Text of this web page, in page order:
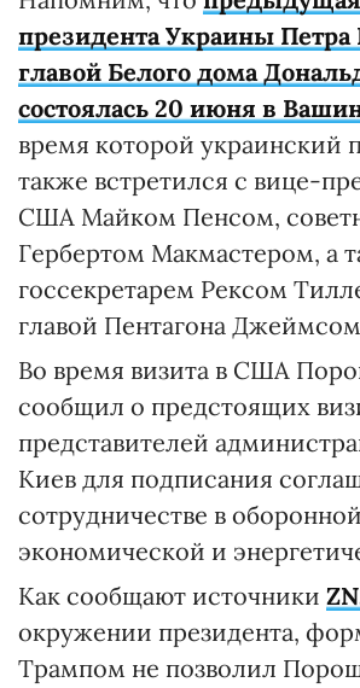
президента Украины
главой Белого дома
состоялась 20 июня в
время которой украинский
также встретился с вице-
США Майком Пенсом,
Гербертом Макмастером, а
госсекретарем Рексом
главой Пентагона
Во время визита в США
сообщил о предстоящих
представителей
Киев для подписания
сотрудничестве в
экономической и
Как сообщают источники
окружении президента,
Трампом не позволил